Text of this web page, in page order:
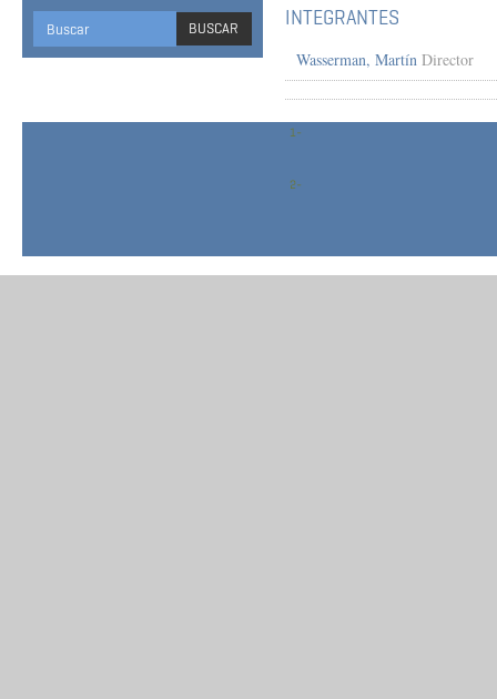
Search
form
BUSCAR
BUSCAR
INTEGRANTES
Wasserman, Martín Director